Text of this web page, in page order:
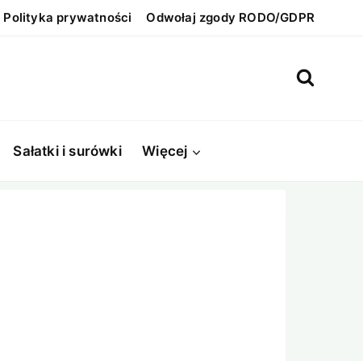
Polityka prywatności Odwołaj zgody RODO/GDPR
Sałatki i surówki Więcej